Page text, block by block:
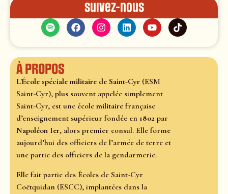
Suivez-nous
À propos
L'École spéciale militaire de Saint-Cyr (ESM
Saint-Cyr), plus souvent appelée simplement
Saint-Cyr, est une école militaire française
d’enseignement supérieur fondée en 1802 par
Napoléon Ier, alors premier consul. Elle forme
aujourd’hui des officiers de l’armée de terre et
une partie des officiers de la gendarmerie.
Elle fait partie des Écoles de Saint-Cyr
Coëtquidan (ESCC), implantées dans la